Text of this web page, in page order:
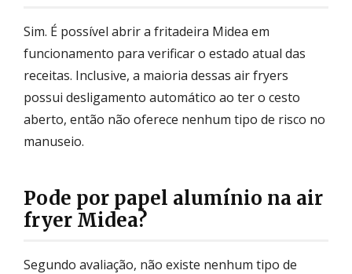
Sim. É possível abrir a fritadeira Midea em
funcionamento para verificar o estado atual das
receitas. Inclusive, a maioria dessas air fryers
possui desligamento automático ao ter o cesto
aberto, então não oferece nenhum tipo de risco no
manuseio.
Pode por papel alumínio na air
fryer Midea?
Segundo avaliação, não existe nenhum tipo de